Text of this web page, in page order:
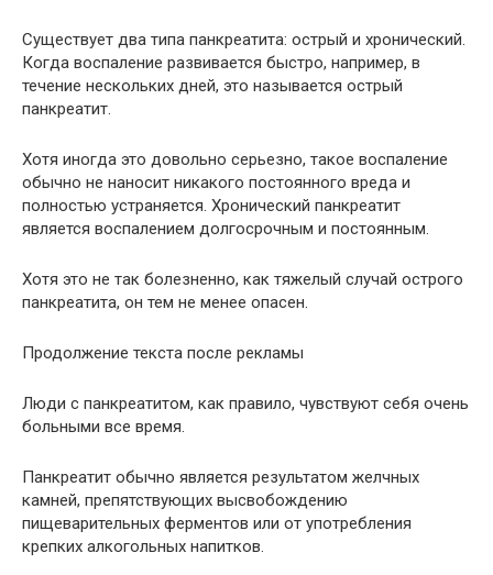
Существует два типа панкреатита: острый и хронический.
Когда воспаление развивается быстро, например, в
течение нескольких дней, это называется острый
панкреатит.
Хотя иногда это довольно серьезно, такое воспаление
обычно не наносит никакого постоянного вреда и
полностью устраняется. Хронический панкреатит
является воспалением долгосрочным и постоянным.
Хотя это не так болезненно, как тяжелый случай острого
панкреатита, он тем не менее опасен.
Продолжение текста после рекламы
Люди с панкреатитом, как правило, чувствуют себя очень
больными все время.
Панкреатит обычно является результатом желчных
камней, препятствующих высвобождению
пищеварительных ферментов или от употребления
крепких алкогольных напитков.